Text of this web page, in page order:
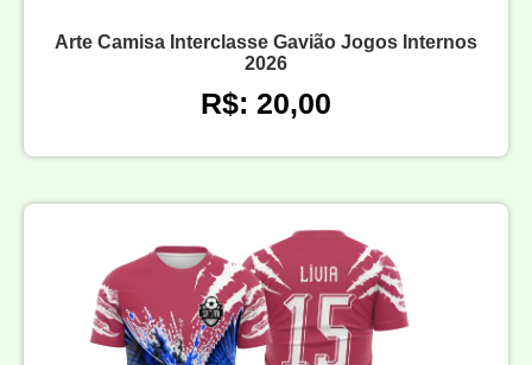
Arte Camisa Interclasse Gavião Jogos Internos
2026
R$: 20,00